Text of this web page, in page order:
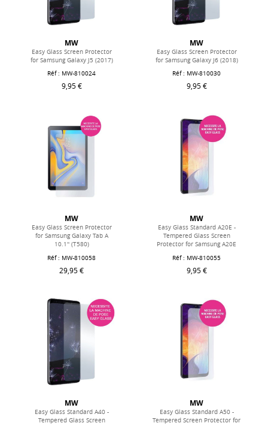
MW
Easy Glass Screen Protector
for Samsung Galaxy J5 (2017)
Réf : MW-810024
9,95 €
MW
Easy Glass Screen Protector
for Samsung Galaxy J6 (2018)
Réf : MW-810030
9,95 €
MW
Easy Glass Screen Protector
for Samsung Galaxy Tab A
10.1'' (T580)
Réf : MW-810058
29,95 €
MW
Easy Glass Standard A20E -
Tempered Glass Screen
Protector for Samsung A20E
Réf : MW-810055
9,95 €
MW
Easy Glass Standard A40 -
Tempered Glass Screen
MW
Easy Glass Standard A50 -
Tempered Screen Protector for